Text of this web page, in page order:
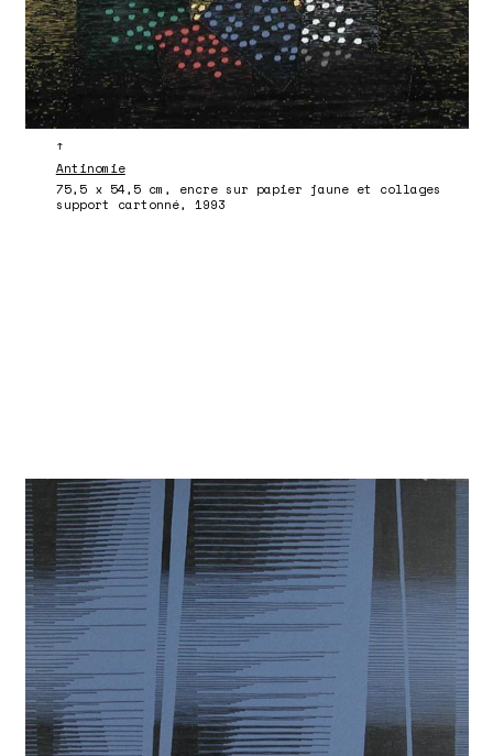
↑
Antinomie
75,5 x 54,5 cm, encre sur papier jaune et collages
support cartonné, 1993